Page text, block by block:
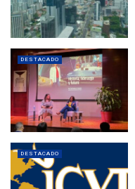
DESTACADO
DESTACADO